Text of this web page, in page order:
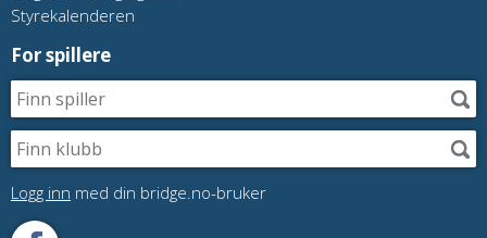
Styrekalenderen
For spillere
Logg inn med din bridge.no-bruker